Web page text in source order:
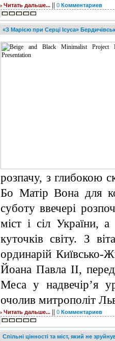
Читать дальше... 0 Комментариев
«З Марією при Серці Ісуса»
розпачу, з глибокою
Бо Матір Вона для
суботу ввечері
міст і сіл України, а
куточків світу. З
ординарій Київсько-
Йоана Павла ІІ,
Меса у надвечір’я
очолив митрополіт
Читать дальше... 0 Комментариев
Спільні цінності та міст, який не